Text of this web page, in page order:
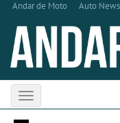
Andar de Moto Auto News
Toggle
navigation